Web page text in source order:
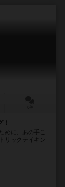
めに、あの手こ
リックテイキン